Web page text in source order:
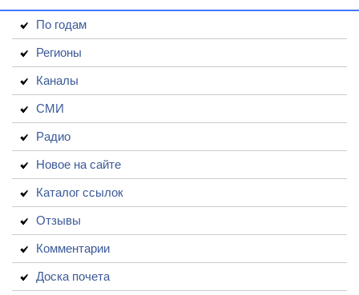
По годам
Регионы
Каналы
СМИ
Радио
Новое на сайте
Каталог ссылок
Отзывы
Комментарии
Доска почета